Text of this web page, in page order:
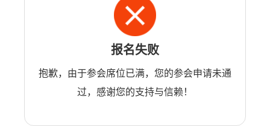
报名失败
抱歉，由于参会席位已满，您的参会申请未通
过，感谢您的支持与信赖！